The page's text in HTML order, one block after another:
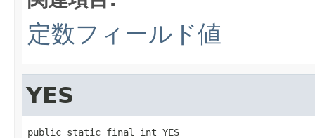
定数フィールド値
YES
public static final int YES